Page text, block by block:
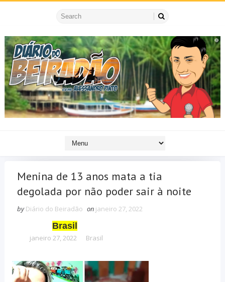
Menina de 13 anos mata a tia
degolada por não poder sair à noite
by Diário do Beiradão on janeiro 27, 2022
Brasil
janeiro 27, 2022 Brasil